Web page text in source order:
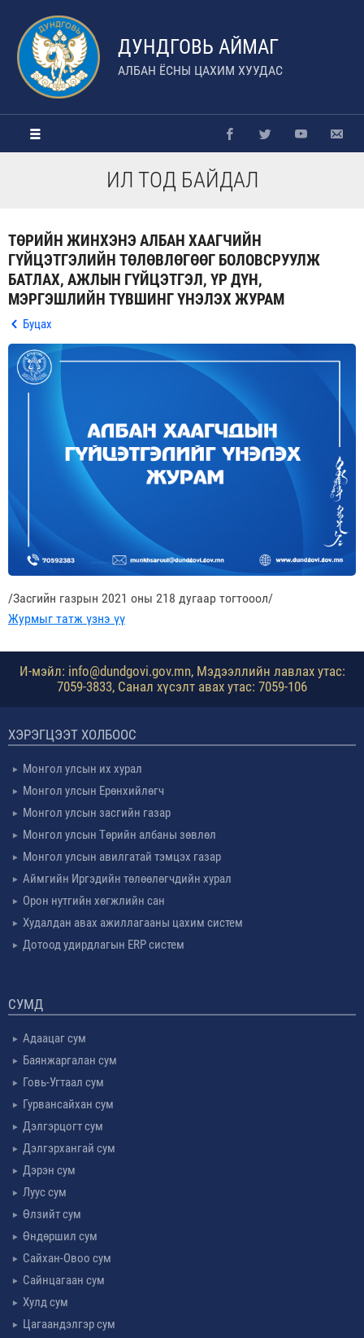
ДУНДГОВЬ АЙМАГ
АЛБАН ЁСНЫ ЦАХИМ ХУУДАС
ИЛ ТОД БАЙДАЛ
ТӨРИЙН ЖИНХЭНЭ АЛБАН ХААГЧИЙН
ГҮЙЦЭТГЭЛИЙН ТӨЛӨВЛӨГӨӨГ БОЛОВСРУУЛЖ
БАТЛАХ, АЖЛЫН ГҮЙЦЭТГЭЛ, ҮР ДҮН,
МЭРГЭШЛИЙН ТҮВШИНГ ҮНЭЛЭХ ЖУРАМ
Буцах
/Засгийн газрын 2021 оны 218 дугаар тогтооол/
Журмыг татж үзнэ үү
И-мэйл: info@dundgovi.gov.mn, Мэдээллийн лавлах утас:
7059-3833, Санал хүсэлт авах утас: 7059-106
ХЭРЭГЦЭЭТ ХОЛБООС
Монгол улсын их хурал
Монгол улсын Ерөнхийлөгч
Монгол улсын засгийн газар
Монгол улсын Төрийн албаны зөвлөл
Монгол улсын авилгатай тэмцэх газар
Аймгийн Иргэдийн төлөөлөгчдийн хурал
Орон нутгийн хөгжлийн сан
Худалдан авах ажиллагааны цахим систем
Дотоод удирдлагын ERP систем
СУМД
Адаацаг сум
Баянжаргалан сум
Говь-Угтаал сум
Гурвансайхан сум
Дэлгэрцогт сум
Дэлгэрхангай сум
Дэрэн сум
Луус сум
Өлзийт сум
Өндөршил сум
Сайхан-Овоо сум
Сайнцагаан сум
Хулд сум
Цагаандэлгэр сум